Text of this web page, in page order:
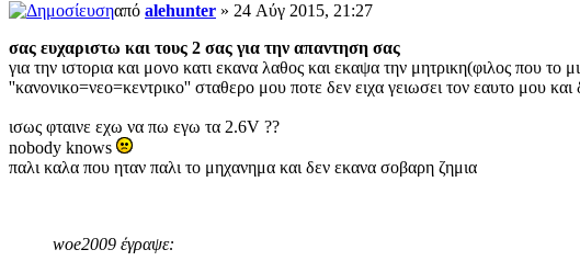
από alehunter » 24 Αύγ 2015, 21:27
σας ευχαριστω και τους 2 σας για την απαντηση σας
για την ιστορια και μονο κατι εκανα λαθος και εκαψα την μητρικη(φιλος που
''κανονικο=νεο=κεντρικο'' σταθερο μου ποτε δεν ειχα γειωσει τον εαυτο μου
ισως φταινε εχω να πω εγω τα 2.6V ??
nobody knows
παλι καλα που ηταν παλι το μηχανημα και δεν εκανα σοβαρη ζημια
woe2009 έγραψε: